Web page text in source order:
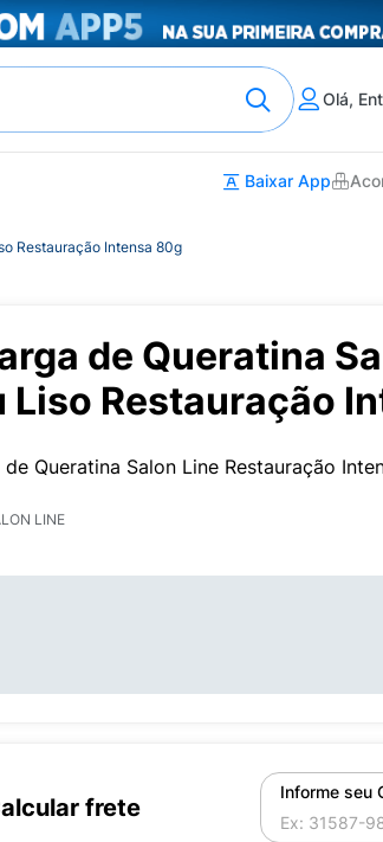
Olá,
Baixar App
Restauração Intensa 80g
de Queratina
Liso Restauração
de Queratina Salon Line Restauração
LINE
frete
Informe seu